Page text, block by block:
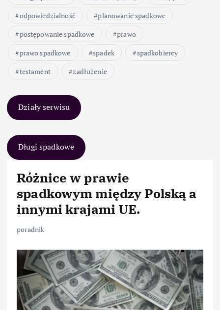
odpowiedzialność
planowanie spadkowe
postępowanie spadkowe
prawo
prawo spadkowe
spadek
spadkobiercy
testament
zadłużenie
Działy serwisu
Długi spadkowe
Różnice w prawie
spadkowym między Polską a
innymi krajami UE.
poradnik